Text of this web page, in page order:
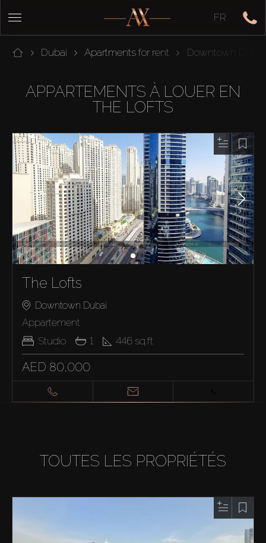
FR
Dubai Apartments for rent Downtown Dubai
APPARTEMENTS À LOUER EN
THE LOFTS
The Lofts
Downtown Dubai
Appartement
Studio
1 446 sq.ft
AED 80,000
TOUTES LES PROPRIÉTÉS